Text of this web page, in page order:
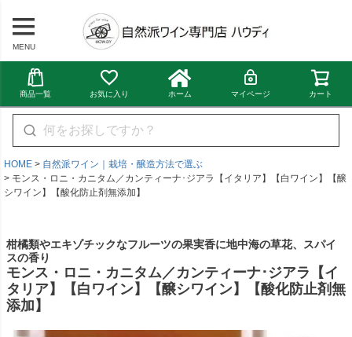
MENU
商品一覧 お気に入り ホーム マイページ カート
HOME
自然派ワイン｜栽培・醸造方法で選ぶ
モンス・ロニ・カニタム／カンティーナ･ジアラ【イタリア】【白ワイン】【醸
シワイン】【酸化防止剤無添加】
柑橘類やエキゾチックなフルーツの果実香に地中海の草花、スパイ
スの香り
モンス・ロニ・カニタム／カンティーナ･ジアラ【イ
タリア】【白ワイン】【醸シワイン】【酸化防止剤無
添加】